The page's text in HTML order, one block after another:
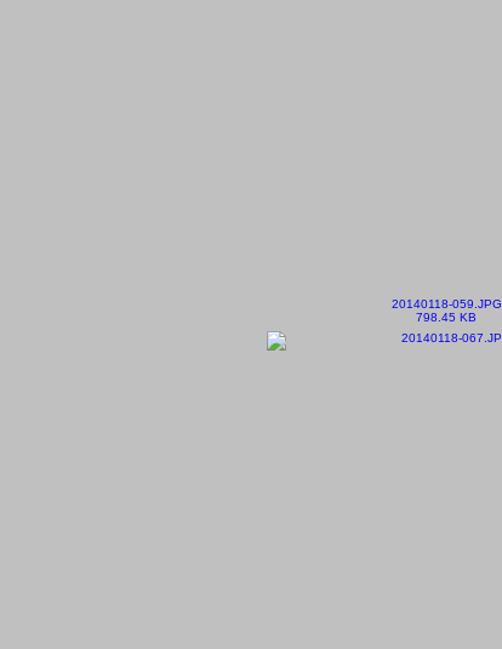
20140118-059.JPG
798.45 KB